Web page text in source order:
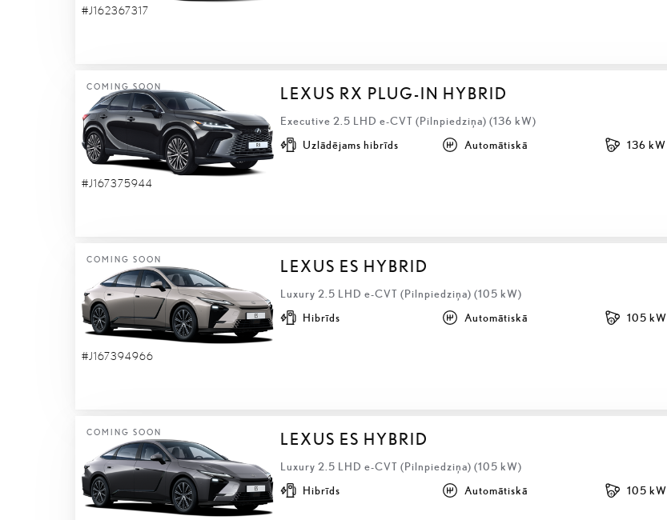
#J162367317
COMING SOON
#J167375944
LEXUS RX PLUG-IN HYBRID
Executive 2.5 LHD e-CVT (Pilnpiedziņa) (136 kW)
Uzlādējams hibrīds Automātiskā 136 kW
COMING SOON
#J167394966
LEXUS ES HYBRID
Luxury 2.5 LHD e-CVT (Pilnpiedziņa) (105 kW)
Hibrīds Automātiskā 105 kW
COMING SOON LEXUS ES HYBRID
Luxury 2.5 LHD e-CVT (Pilnpiedziņa) (105 kW)
Hibrīds Automātiskā 105 kW